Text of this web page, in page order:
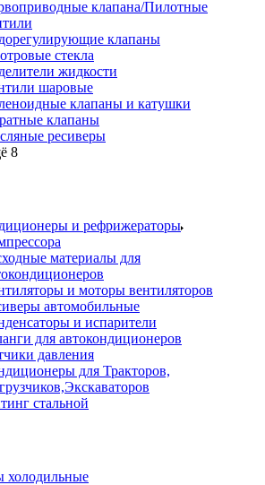
клапана/Пилотные
клапаны
стекла
жидкости
шаровые
клапаны и катушки
клапаны
ресиверы
8
и рефрижераторы
материалы для
и моторы вентиляторов
автомобильные
и испарители
для автокондиционеров
давления
для Тракторов,
стальной
холодильные